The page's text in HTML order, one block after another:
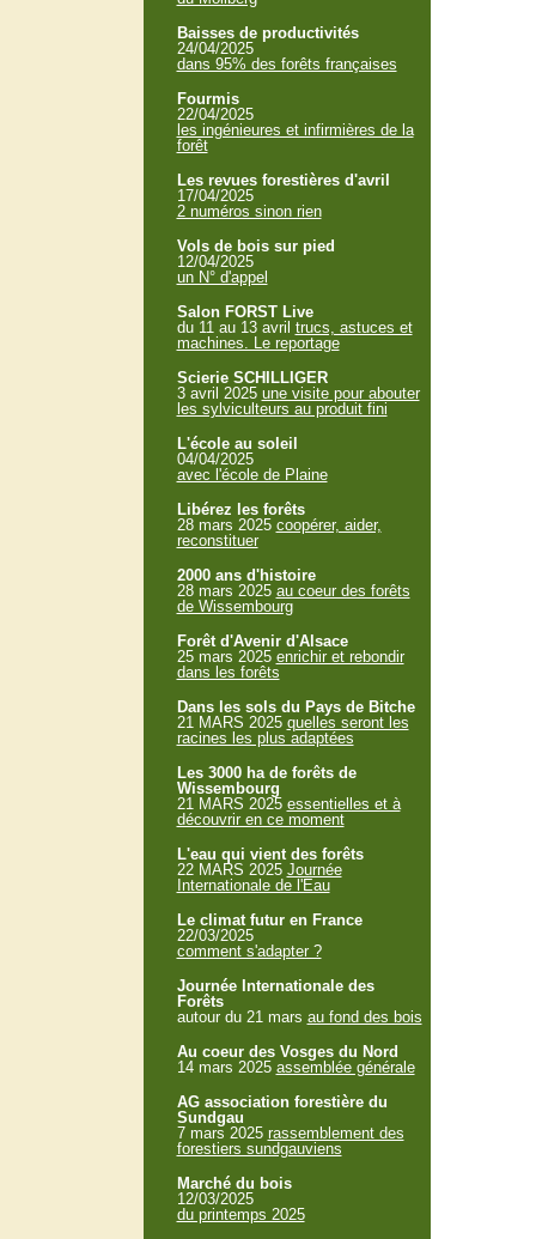
Baisses de productivités
24/04/2025
dans 95% des forêts françaises
Fourmis
22/04/2025
les ingénieures et infirmières de la
forêt
Les revues forestières d'avril
17/04/2025
2 numéros sinon rien
Vols de bois sur pied
12/04/2025
un N° d'appel
Salon FORST Live
du 11 au 13 avril trucs, astuces et
machines. Le reportage
Scierie SCHILLIGER
3 avril 2025 une visite pour abouter
les sylviculteurs au produit fini
L'école au soleil
04/04/2025
avec l'école de Plaine
Libérez les forêts
28 mars 2025 coopérer, aider,
reconstituer
2000 ans d'histoire
28 mars 2025 au coeur des forêts
de Wissembourg
Forêt d'Avenir d'Alsace
25 mars 2025 enrichir et rebondir
dans les forêts
Dans les sols du Pays de Bitche
21 MARS 2025 quelles seront les
racines les plus adaptées
Les 3000 ha de forêts de
Wissembourg
21 MARS 2025 essentielles et à
découvrir en ce moment
L'eau qui vient des forêts
22 MARS 2025 Journée
Internationale de l'Eau
Le climat futur en France
22/03/2025
comment s'adapter ?
Journée Internationale des
Forêts
autour du 21 mars au fond des bois
Au coeur des Vosges du Nord
14 mars 2025 assemblée générale
AG association forestière du
Sundgau
7 mars 2025 rassemblement des
forestiers sundgauviens
Marché du bois
12/03/2025
du printemps 2025